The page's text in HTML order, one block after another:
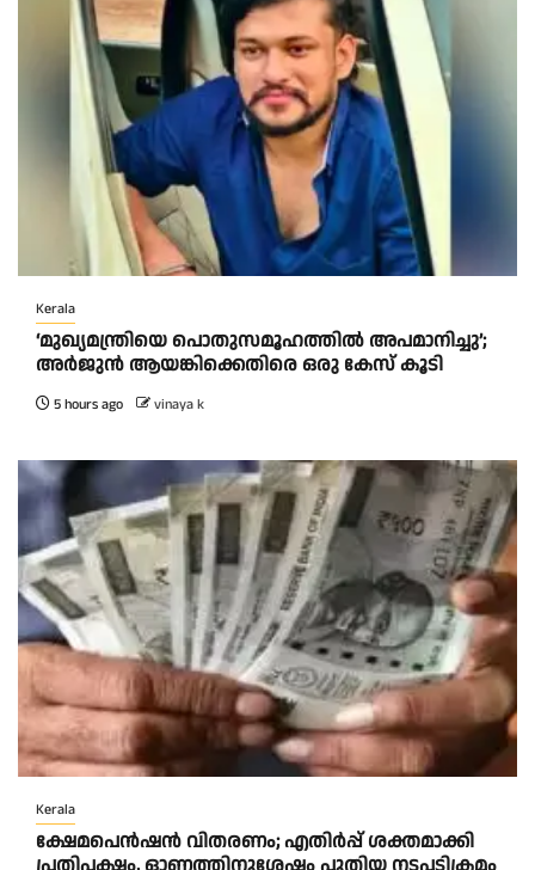
Kerala
‘മുഖ്യമന്ത്രിയെ പൊതുസമൂഹത്തിൽ അപമാനിച്ചു’;
അർജുൻ ആയങ്കിക്കെതിരെ ഒരു കേസ് കൂടി
5 hours ago vinaya k
Kerala
ക്ഷേമപെൻഷൻ വിതരണം; എതിർപ്പ് ശക്തമാക്കി